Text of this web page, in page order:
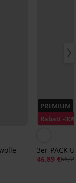
PREMIUM
Rabatt -
3er-PACK
46,89 €